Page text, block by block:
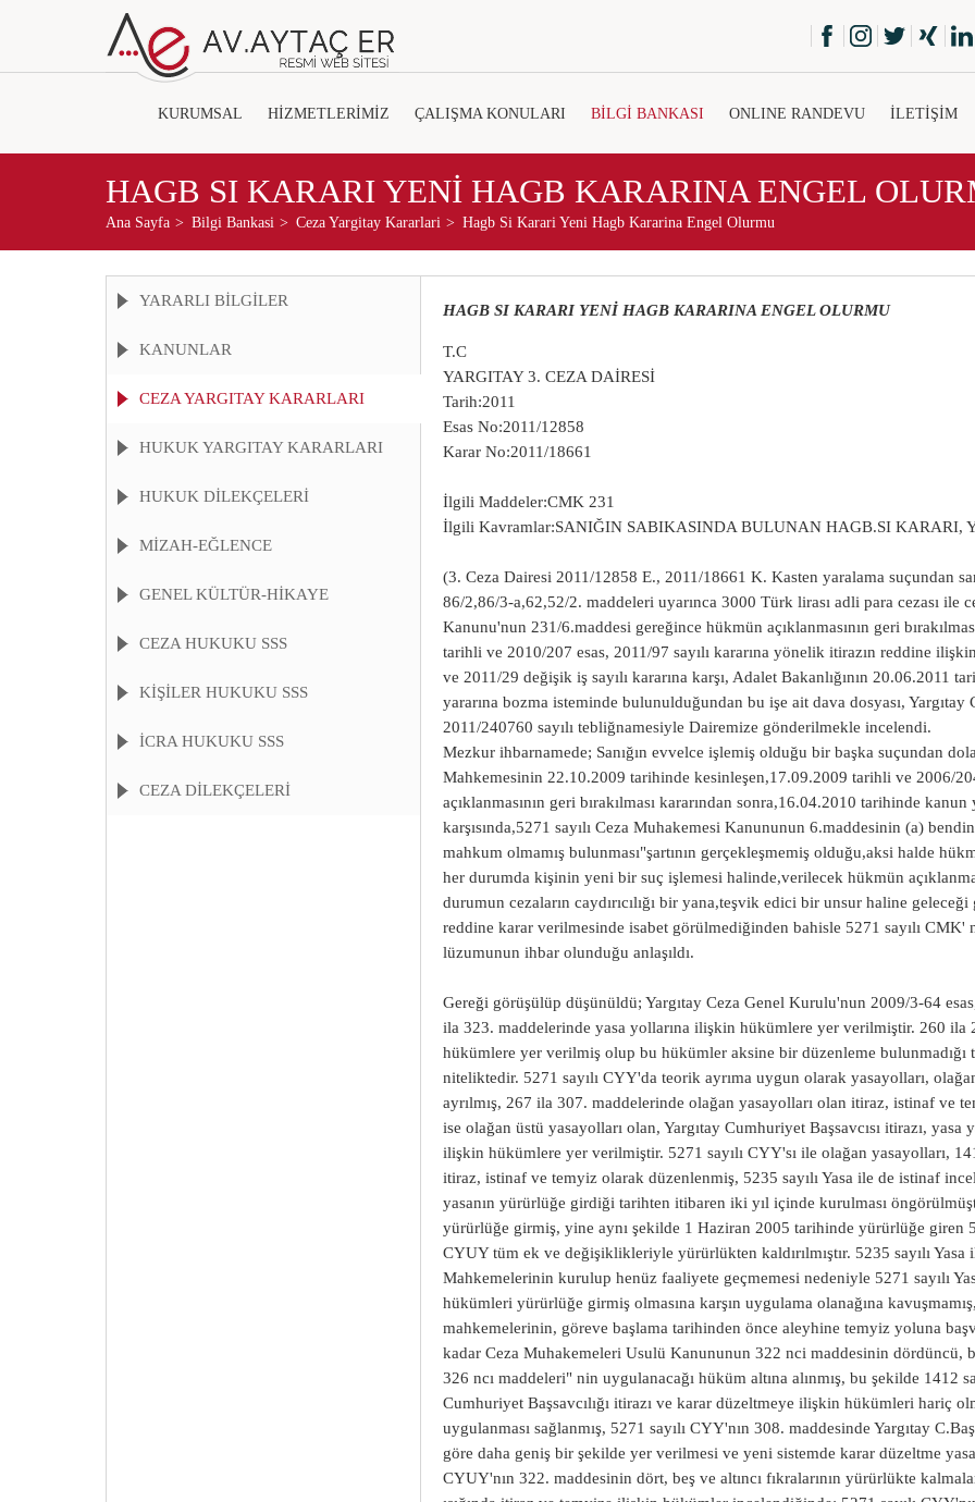
KURUMSAL HİZMETLERİMİZ ÇALIŞMA KONULARI BİLGİ BANKASI ONLINE RANDEVU İLETİŞİM
HAGB SI KARARI YENİ HAGB KARARINA ENGEL
Ana Sayfa Bilgi Bankasi Ceza Yargitay Kararlari Hagb Si Karari Yeni Hagb Kararina Engel Olurmu
HAGB SI KARARI YENİ HAGB KARARINA ENGEL OLURMU
T.C
YARGITAY 3. CEZA DAİRESİ
Tarih:2011
Esas No:2011/12858
Karar No:2011/18661
İlgili Maddeler:CMK 231
İlgili Kavramlar:SANIĞIN SABIKASINDA BULUNAN HAGB.SI KARARI,
(3. Ceza Dairesi 2011/12858 E., 2011/18661 K. Kasten yaralama suçundan
86/2,86/3-a,62,52/2. maddeleri uyarınca 3000 Türk lirası adli para cezası ile
Kanunu'nun 231/6.maddesi gereğince hükmün açıklanmasının geri
tarihli ve 2010/207 esas, 2011/97 sayılı kararına yönelik itirazın reddine
ve 2011/29 değişik iş sayılı kararına karşı, Adalet Bakanlığının 20.06.2011
yararına bozma isteminde bulunulduğundan bu işe ait dava dosyası, Yargıtay
2011/240760 sayılı tebliğnamesiyle Dairemize gönderilmekle incelendi.
Mezkur ihbarnamede; Sanığın evvelce işlemiş olduğu bir başka suçundan
Mahkemesinin 22.10.2009 tarihinde kesinleşen,17.09.2009 tarihli ve 2006/
açıklanmasının geri bırakılması kararından sonra,16.04.2010 tarihinde
karşısında,5271 sayılı Ceza Muhakemesi Kanununun 6.maddesinin (a)
mahkum olmamış bulunması"şartının gerçekleşmemiş olduğu,aksi halde
her durumda kişinin yeni bir suç işlemesi halinde,verilecek hükmün
durumun cezaların caydırıcılığı bir yana,teşvik edici bir unsur haline
reddine karar verilmesinde isabet görülmediğinden bahisle 5271 sayılı CMK'
lüzumunun ihbar olunduğu anlaşıldı.
Gereği görüşülüp düşünüldü; Yargıtay Ceza Genel Kurulu'nun 2009/3-64 esas,2009/83 sayılı kararında; "5271 sayılı CYY'nın 260 ila 323. maddelerinde yasa yollarına ilişkin hükümlere yer verilmiştir. 260 ila 266. maddelerinde, yasa yollarına ilişkin genel hükümlere yer verilmiş olup bu hükümler aksine bir düzenleme bulunmadığı taktirde tüm yasayolları için uygulanabilir niteliktedir. 5271 sayılı CYY'da teorik ayrıma uygun olarak yasayolları, olağan ve olağan üstü yasayolları olmak üzere ikiye ayrılmış, 267 ila 307. maddelerinde olağan yasayolları olan itiraz, istinaf ve temyize ilişkin hükümlere, 308 ila 323. maddelerinde ise olağan üstü yasayolları olan, Yargıtay Cumhuriyet Başsavcısı itirazı, yasa yararına bozma ve yargılamanın yenilenmesine ilişkin hükümlere yer verilmiştir. 5271 sayılı CYY'sı ile olağan yasayolları, 1412 sayılı CYUY'nın hükümlerinden farklı olarak itiraz, istinaf ve temyiz olarak düzenlenmiş, 5235 sayılı Yasa ile de istinaf incelemesini yapacak olan bölge adliye mahkemelerinin yasanın yürürlüğe girdiği tarihten itibaren iki yıl içinde kurulması öngörülmüştür. 5271 sayılı CYY, 1 Haziran 2005 tarihinde yürürlüğe girmiş, yine aynı şekilde 1 Haziran 2005 tarihinde yürürlüğe giren 5320 sayılı Yasanın 18/a maddesiyle 1412 sayılı CYUY tüm ek ve değişiklikleriyle yürürlükten kaldırılmıştır. 5235 sayılı Yasa ile kurulması öngörülen Bölge Adliye Mahkemelerinin kurulup henüz faaliyete geçmemesi nedeniyle 5271 sayılı Yasanın istinafa ilişkin hükümleri ile temyize ilişkin hükümleri yürürlüğe girmiş olmasına karşın uygulama olanağına kavuşmamış, 5320 sayılı Yasanın 8/1. maddesi ile "Bölge adliye mahkemelerinin, göreve başlama tarihinden önce aleyhine temyiz yoluna başvurulmuş olan kararlar hakkında, kesinleşinceye kadar Ceza Muhakemeleri Usulü Kanununun 322 nci maddesinin dördüncü, beşinci ve altıncı fıkraları hariç olmak üzere, 305 ilâ 326 ncı maddeleri" nin uygulanacağı hüküm altına alınmış, bu şekilde 1412 sayılı CYUY'nın 322. maddesinde yer alan Yargıtay Cumhuriyet Başsavcılığı itirazı ve karar düzeltmeye ilişkin hükümleri hariç olmak üzere temyize ilişkin tüm hükümlerinin uygulanması sağlanmış, 5271 sayılı CYY'nın 308. maddesinde Yargıtay C.Başsavcılığı itirazına, 1412 sayılı CYUY hükümlerine göre daha geniş bir şekilde yer verilmesi ve yeni sistemde karar düzeltme yasa yolunun öngörülmemesi nedeniyle 1412 sayılı CYUY'nın 322. maddesinin dört, beş ve altıncı fıkralarının yürürlükte kalmalarına gerek görülmemiştir. Bu genel açıklamalar ışığında itiraz ve temyize ilişkin hükümler incelendiğinde; 5271 sayılı CYY'nın 267 ila 271. maddelerinde itiraza ilişkin hükümlere yer verilmiş olup, itiraz kural olarak hakimlik kararlarına, yasada açıkça belirtilmiş olmak koşulu ile de mahkeme kararlarına karşı başvurulan olağan bir yasayoludur. Nitekim yasada da itiraz yasayoluna tabi olan mahkeme kararları ilgili hükümlerinde açıkça belirtilmiş, Yasanın 268. maddesinde itiraz usulü ile itiraz mercilerine ilişkin hususlara, 271. maddede itiraz mercilerinin inceleme yöntemi ile merciince verilecek kararlara yer verilmiş, buna karşın itiraz merciince yapılacak denetimin kapsamına ilişkin açık bir hükme yer verilmemiştir. Ancak öğretide; itiraz incelemesinin kararın hem maddi, hem de hukuki yönden ele alınmasını ve bunun hukuka uygunluğunun denetlenmesini gerektirdiği, itiraz yasayolunda bir karara temel teşkil eden deliller ve maddi olgular ile bunu doğuran hukuki durumun birlikte değerlendirileceği, itirazda temyizden farklı olarak gerekiyorsa, Esas No : 2011/12858 hukuki sorun yanında maddi sorununda ele alınacağı ittifakla kabul edilmiştir. (Erdener Yurtcan; Ceza Yargılaması Hukuku 12. Bası, 479-481-Kunter-Yenisey-Nuhoğlu; Ceza Muhahekemesi Hukuku,16. Bası sh. 1401 - Veli Özer Özbek; Yeni CMK'nın Anlamı, sh. 1065 - Öztürk-Erdem, Uygulamalı Ceza Muhakemesi Hukuku 10. Bası, sh. 708) 5320 sayılı Yasanın 8. maddesi uyarınca halen uygulanma zorunluluğu bulunan 1412 sayılı Yasanın 305. maddesi uyarınca ceza mahkemesince verilen hükümler temyiz yasayoluna tabidir. Hükümler ise, 5271 sayılı Yasanın 223. maddesinde; a) Beraat, b) Ceza verilmesine yer olmadığı, c) Mahkûmiyet, d) Güvenlik tedbirine hükmedilmesi, e) Davanın reddi, f) Davanın düşmesi, g) Adlî yargı dışındaki bir yargı merciine yönelik görevsizlik kararı, Şeklinde belirtilmiştir. 1412 sayılı Yasanın 305. maddesi uyarınca yukarıda sayılan hükümlerden birinin verildiği ahvalde, kesin nitelikteki hükümler istisna olmak üzere bu kararlara başvurulabilecek olağan yasayolu temyizdir. 1412 sayılı CYUY'nın 320. maddesinde "Yargıtay, temyiz dilekçesi ile layihasında irad olunan hususlar ile temyiz talebi usule ait noksanlardan dolayı olmuş ise temyiz dilekçesinde bu cihete dair beyan edilecek vakıalar hakkında tetkikler yapabileceği gibi hükme tesiri olacak derecede kanuna
YARARLI BİLGİLER
KANUNLAR
CEZA YARGITAY KARARLARI
HUKUK YARGITAY KARARLARI
HUKUK DİLEKÇELERİ
MİZAH-EĞLENCE
GENEL KÜLTÜR-HİKAYE
CEZA HUKUKU SSS
KIŞILER HUKUKU SSS
İCRA HUKUKU SSS
CEZA DİLEKÇELERİ